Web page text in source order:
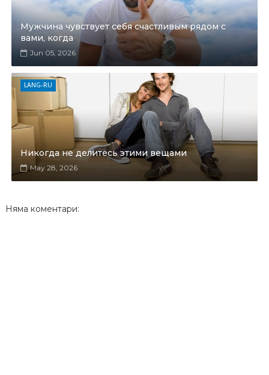
Мужчина чувствует себя счастливым рядом с
вами, когда
Jun 05, 2026
LANG-RU
Никогда не делитесь этими вещами
May 28, 2026
Няма коментари: